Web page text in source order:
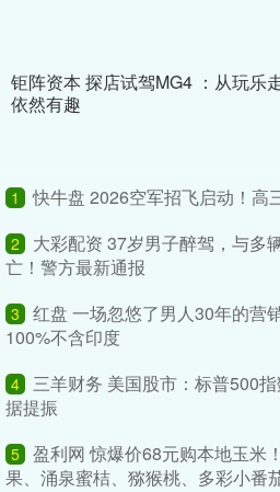
钜阵资本 探店试驾MG4 ：从玩乐
依然有趣
1 快牛盘 2026空军招飞启动！高
2
大彩配资 37岁男子醉驾，与多
亡！警方最新通报
3
红盘 一场忽悠了男人30年的营
100%不含印度
4 三羊财务 美国股市：标普500
据提振
5 盈利网 惊爆价68元购本地玉米
果、涌泉蜜桔、猕猴桃、多彩小番